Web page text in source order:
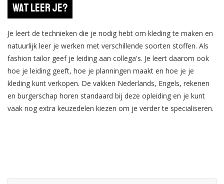
Wat leer je?
Je leert de technieken die je nodig hebt om kleding te maken en
natuurlijk leer je werken met verschillende soorten stoffen. Als
fashion tailor geef je leiding aan collega's. Je leert daarom ook
hoe je leiding geeft, hoe je planningen maakt en hoe je je
kleding kunt verkopen. De vakken Nederlands, Engels, rekenen
en burgerschap horen standaard bij deze opleiding en je kunt
vaak nog extra keuzedelen kiezen om je verder te specialiseren.